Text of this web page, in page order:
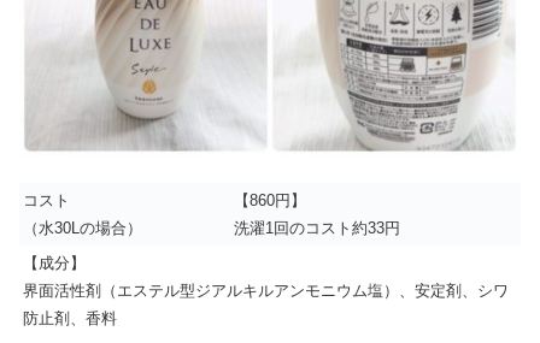
コスト
（水30Lの場合）
【860円】
洗濯1回のコスト約33円
【成分】
界面活性剤（エステル型ジアルキルアンモニウム塩）、安定剤、シワ
防止剤、香料